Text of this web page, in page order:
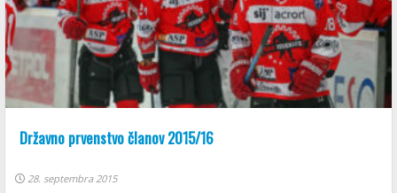
Državno prvenstvo članov 2015/16
28. septembra 2015